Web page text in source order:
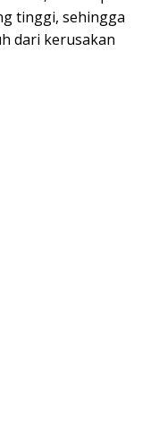
tinggi, sehingga
dari kerusakan